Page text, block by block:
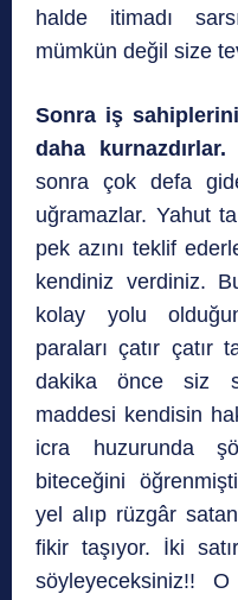
halde itimadı
mümkün değil size
Sonra iş
daha kurnazdırlar.
sonra çok defa
uğramazlar. Yahut
pek azını teklif
kendiniz verdiniz.
kolay yolu
paraları çatır çatır
dakika önce siz
maddesi kendisin
icra huzurunda
biteceğini
yel alıp rüzgâr
fikir taşıyor. İki
söyleyeceksiniz!!